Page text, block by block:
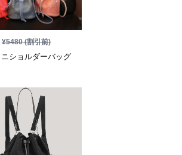
¥5480(割引前)
ショルダーバッグ